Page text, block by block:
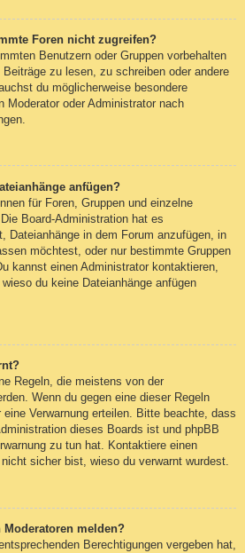
Foren nicht zugreifen?
Benutzern oder Gruppen vorbehalten
zu lesen, zu schreiben oder andere
du möglicherweise besondere
Moderator oder Administrator nach
anfügen?
für Foren, Gruppen und einzelne
Board-Administration hat es
Dateianhänge in dem Forum anzufügen, in
möchtest, oder nur bestimmte Gruppen
kannst einen Administrator kontaktieren,
du keine Dateianhänge anfügen
Regeln, die meistens von der
Wenn du gegen eine dieser Regeln
Verwarnung erteilen. Bitte beachte, dass
dieses Boards ist und phpBB
zu tun hat. Kontaktiere einen
sicher bist, wieso du verwarnt wurdest.
melden?
Berechtigungen vergeben hat,